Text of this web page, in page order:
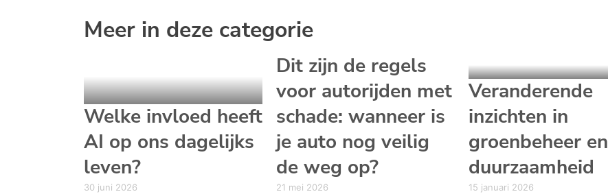
Meer in deze categorie
Welke invloed heeft
AI op ons dagelijks
leven?
30 juni 2026
Dit zijn de regels
voor autorijden met
schade: wanneer is
je auto nog veilig
de weg op?
21 mei 2026
Veranderende
inzichten in
groenbeheer en
duurzaamheid
15 januari 2026